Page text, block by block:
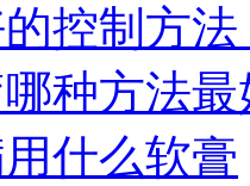
控制方法
种方法最
什么软膏